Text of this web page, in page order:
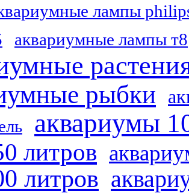
лампы
аквариумные лампы т8
рыбки
аквариумы
литров
литров